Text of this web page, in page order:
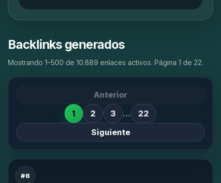
Backlinks generados
Mostrando 1–500 de 10.889 enlaces activos. Página 1 de 22.
Anterior
1
2 3 …
22
Siguiente
#6